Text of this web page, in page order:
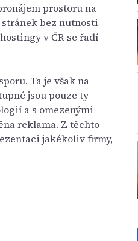
prostoru na
bez nutnosti
v ČR se řadí
Ta je však na
jsou pouze ty
a s omezenými
reklama. Z těchto
jakékoliv firmy,